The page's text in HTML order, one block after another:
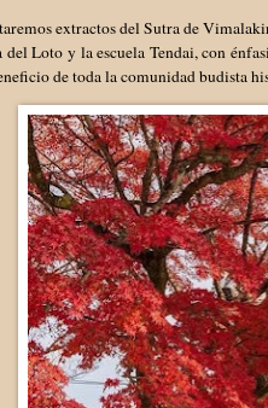
extractos del Sutra de
Loto y la escuela Tendai, con
de toda la comunidad budista